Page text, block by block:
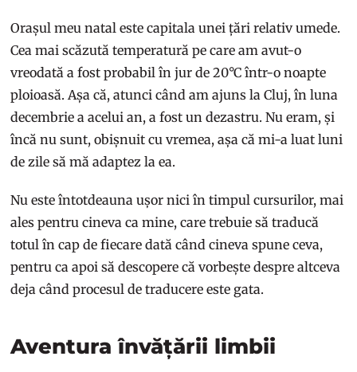
Orașul meu natal este capitala unei țări relativ umede.
Cea mai scăzută temperatură pe care am avut-o
vreodată a fost probabil în jur de 20°C într-o noapte
ploioasă. Așa că, atunci când am ajuns la Cluj, în luna
decembrie a acelui an, a fost un dezastru. Nu eram, și
încă nu sunt, obișnuit cu vremea, așa că mi-a luat luni
de zile să mă adaptez la ea.
Nu este întotdeauna ușor nici în timpul cursurilor, mai
ales pentru cineva ca mine, care trebuie să traducă
totul în cap de fiecare dată când cineva spune ceva,
pentru ca apoi să descopere că vorbește despre altceva
deja când procesul de traducere este gata.
Aventura învățării limbii